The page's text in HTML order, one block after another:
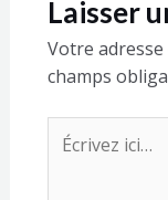
Laisser
Votre
champs
Écrivez
ici…